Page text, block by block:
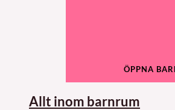
ÖPPNA
Allt inom barnrum